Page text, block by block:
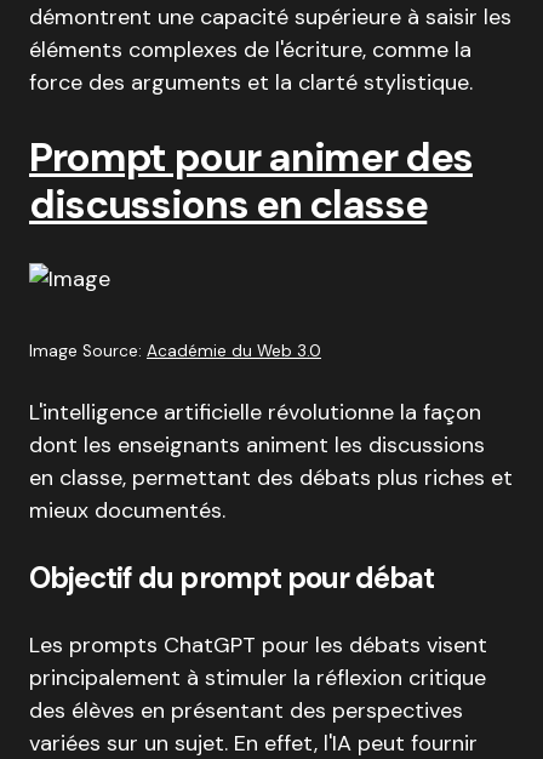
démontrent une capacité supérieure à saisir les
éléments complexes de l'écriture, comme la
force des arguments et la clarté stylistique.
Prompt pour animer des
discussions en classe
Image Source: Académie du Web 3.0
L'intelligence artificielle révolutionne la façon
dont les enseignants animent les discussions
en classe, permettant des débats plus riches et
mieux documentés.
Objectif du prompt pour débat
Les prompts ChatGPT pour les débats visent
principalement à stimuler la réflexion critique
des élèves en présentant des perspectives
variées sur un sujet. En effet, l'IA peut fournir